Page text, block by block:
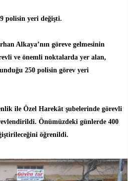
polisin yeri değişti.
Alkaya’nın göreve gelmesinin
ve önemli noktalarda yer alan,
250 polisin görev yeri
ile Özel Harekât şubelerinde görevli
Önümüzdeki günlerde 400
öğrenildi.